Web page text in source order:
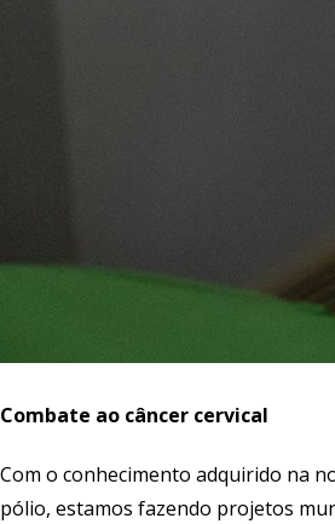
Combate ao câncer cervical
Com o conhecimento adquirido na
pólio, estamos fazendo projetos